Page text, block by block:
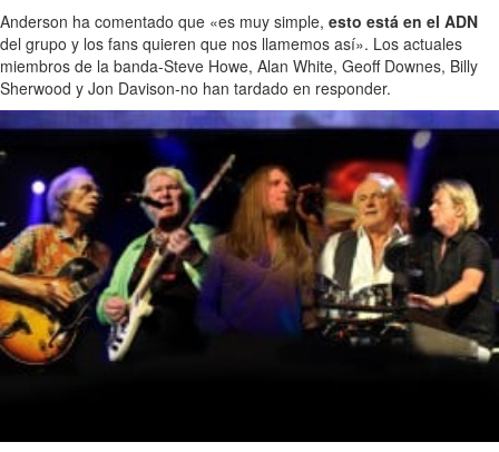
Anderson ha comentado que «es muy simple, esto está en el ADN
del grupo y los fans quieren que nos llamemos así». Los actuales
miembros de la banda-Steve Howe, Alan White, Geoff Downes, Billy
Sherwood y Jon Davison-no han tardado en responder.